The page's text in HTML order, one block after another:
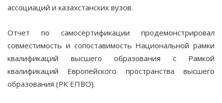
ассоциаций и казахстанских вузов.
Отчет по самосертификации продемонстрировал
совместимость и сопоставимость Национальной рамки
квалификаций высшего образования с Рамкой
квалификаций Европейского пространства высшего
образования (РК ЕПВО).